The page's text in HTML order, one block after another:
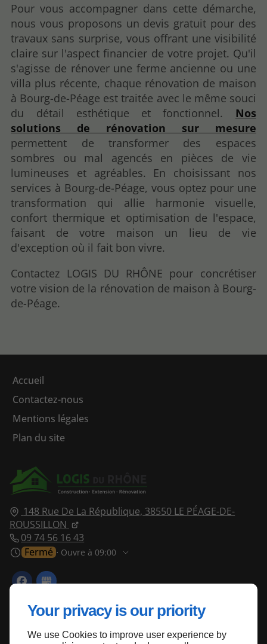
Your privacy is our priority
We use Cookies to improve user experience by
Pour vous accompagner dans cette démarche,
nous vous proposons un devis gratuit pour des
travaux sans surprise, vous offrant une visibilité
claire sur l'aspect financier de votre projet. Qu'il
s'agisse de rénover une ferme ancienne ou une
villa plus récente, chaque rénovation de maison
à Bourg-de-Péage est traitée avec le même souci
du détail esthétique et fonctionnel.
Nos
solutions de rénovation sur mesure
permettent de transformer des espaces
sombres ou mal agencés en pièces de vie
lumineuses et agréables. En choisissant nos
services à Bourg-de-Péage, vous optez pour une
transformation qui allie harmonie visuelle,
confort thermique et optimisation de l'espace,
faisant de votre maison un lieu de vie
d'exception où il fait bon vivre.
Contactez LOGIS DU RHÔNE pour concrétiser
votre vision de la rénovation de maison à Bourg-
de-Péage.
148 Rue De La République, 38550 LE PÉAGE-DE-
ROUSSILLON
09 74 56 16 43
Fermé ⋅ Ouvre à 09:00
Accueil
Contactez-nous
Mentions légales
Plan du site